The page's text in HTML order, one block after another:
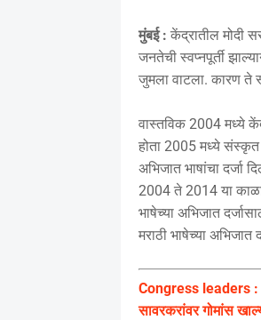
मुंबई : केंद्रातील मोदी
जनतेची स्वप्नपूर्ती
जुमला वाटला. कारण
वास्तविक 2004 मध्ये
होता 2005 मध्ये संस्कृत
अभिजात भाषांचा दर्जा
2004 ते 2014 या
भाषेच्या अभिजात
मराठी भाषेच्या अभिजात
Congress leaders :
सावरकरांवर गोमांस